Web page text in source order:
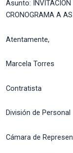
Asunto: INVITACIÓN
CRONOGRAMA A
Atentamente,
Marcela Torres
Contratista
División de Personal
Cámara de